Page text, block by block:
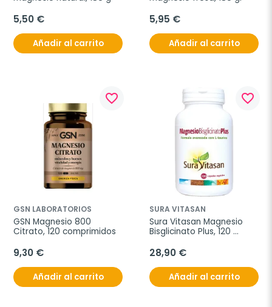
5,50 €
Añadir al carrito
5,95 €
Añadir al carrito
favorite_border
GSN LABORATORIOS
GSN Magnesio 800
Citrato, 120 comprimidos
9,30 €
Añadir al carrito
favorite_border
SURA VITASAN
Sura Vitasan Magnesio
Bisglicinato Plus, 120
28,90 €
Añadir al carrito